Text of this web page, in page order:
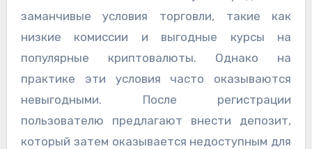
заманчивые условия торговли, такие как
низкие комиссии и выгодные курсы на
популярные криптовалюты. Однако на
практике эти условия часто оказываются
невыгодными. После регистрации
пользователю предлагают внести депозит,
который затем оказывается недоступным для